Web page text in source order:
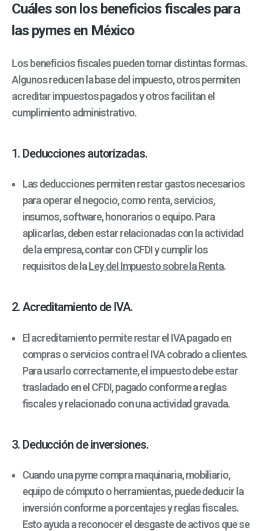
Cuáles son los beneficios fiscales para
las pymes en México
Los beneficios fiscales pueden tomar distintas formas.
Algunos reducen la base del impuesto, otros permiten
acreditar impuestos pagados y otros facilitan el
cumplimiento administrativo.
1. Deducciones autorizadas.
Las deducciones permiten restar gastos necesarios
para operar el negocio, como renta, servicios,
insumos, software, honorarios o equipo. Para
aplicarlas, deben estar relacionadas con la actividad
de la empresa, contar con CFDI y cumplir los
requisitos de laLey del Impuesto sobre la Renta.
2. Acreditamiento de IVA.
El acreditamiento permite restar el IVA pagado en
compras o servicios contra el IVA cobrado a clientes.
Para usarlo correctamente, el impuesto debe estar
trasladado en el CFDI, pagado conforme a reglas
fiscales y relacionado con una actividad gravada.
3. Deducción de inversiones.
Cuando una pyme compra maquinaria, mobiliario,
equipo de cómputo o herramientas, puede deducir la
inversión conforme a porcentajes y reglas fiscales.
Esto ayuda a reconocer el desgaste de activos que se